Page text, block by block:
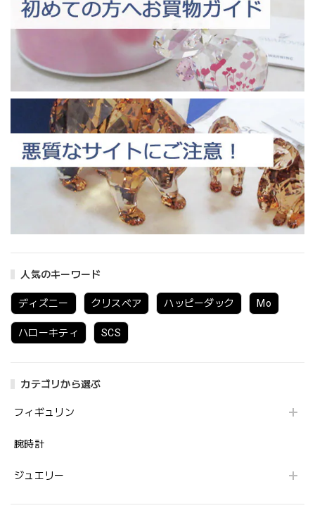
人気のキーワード
ディズニー クリスベア ハッピーダック Mo
ハローキティ SCS
カテゴリから選ぶ
フィギュリン
腕時計
ジュエリー